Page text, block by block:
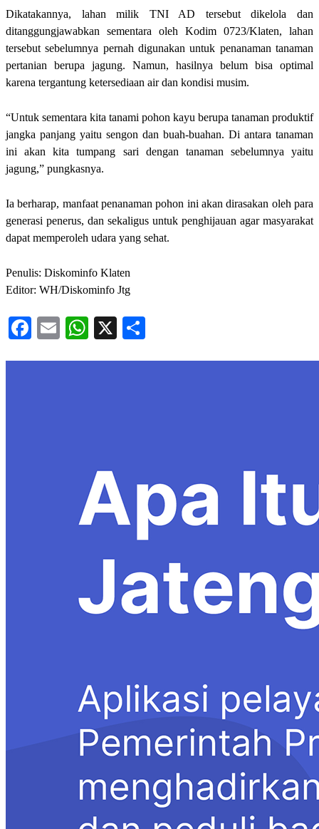
Dikatakannya, lahan milik TNI AD tersebut dikelola dan
ditanggungjawabkan sementara oleh Kodim 0723/Klaten, lahan
tersebut sebelumnya pernah digunakan untuk penanaman tanaman
pertanian berupa jagung. Namun, hasilnya belum bisa optimal
karena tergantung ketersediaan air dan kondisi musim.
“Untuk sementara kita tanami pohon kayu berupa tanaman produktif
jangka panjang yaitu sengon dan buah-buahan. Di antara tanaman
ini akan kita tumpang sari dengan tanaman sebelumnya yaitu
jagung,” pungkasnya.
Ia berharap, manfaat penanaman pohon ini akan dirasakan oleh para
generasi penerus, dan sekaligus untuk penghijauan agar masyarakat
dapat memperoleh udara yang sehat.
Penulis: Diskominfo Klaten
Editor: WH/Diskominfo Jtg
Facebook
EmailWhatsApp
X